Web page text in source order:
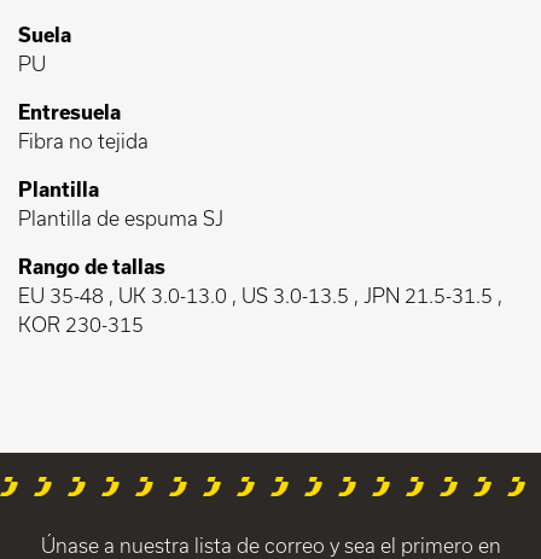
Suela
PU
Entresuela
Fibra no tejida
Plantilla
Plantilla de espuma SJ
Rango de tallas
EU 35-48 , UK 3.0-13.0 , US 3.0-13.5 , JPN 21.5-31.5 ,
KOR 230-315
Únase a nuestra lista de correo y sea el primero en